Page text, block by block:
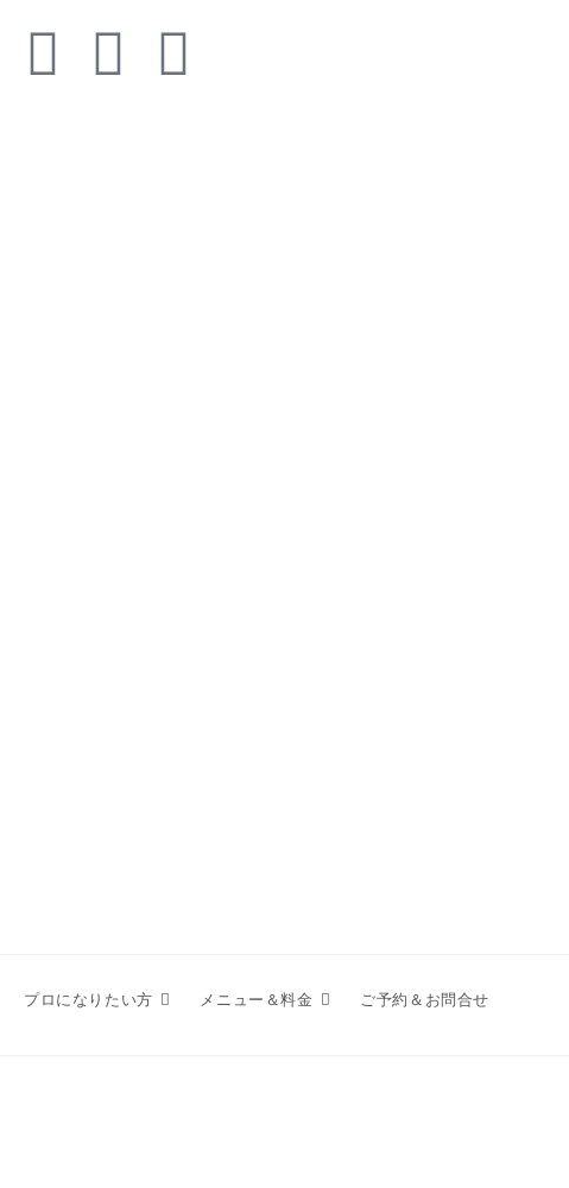
プロになりたい方 メニュー＆料金 ご予約＆お問合せ